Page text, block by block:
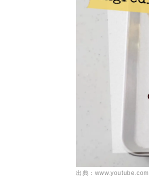
出典：www.youtube.com